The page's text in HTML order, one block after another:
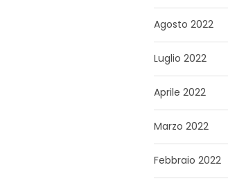
Agosto 2022
Luglio 2022
Aprile 2022
Marzo 2022
Febbraio 2022